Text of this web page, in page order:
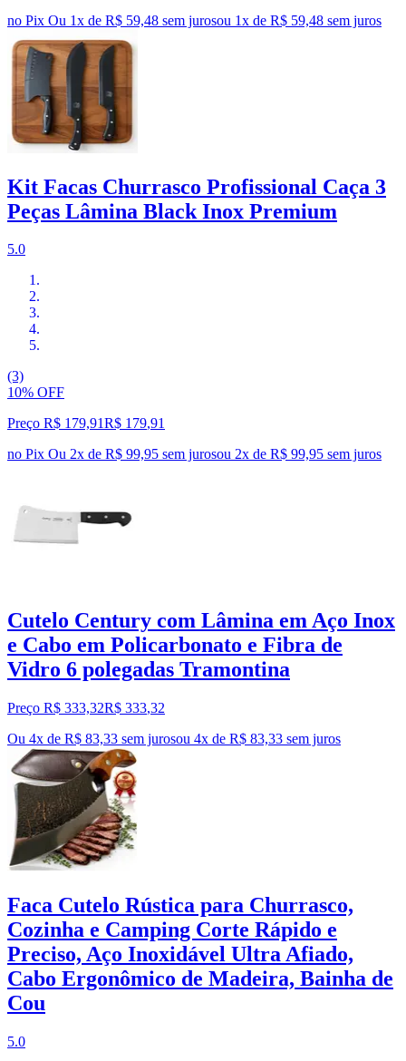
no Pix Ou 1x de R$ 59,48 sem jurosou 1x de R$ 59,48 sem juros
Kit Facas Churrasco Profissional Caça 3
Peças Lâmina Black Inox Premium
5.0
(3)
10% OFF
Preço R$ 179,91R$ 179,91
no Pix Ou 2x de R$ 99,95 sem jurosou 2x de R$ 99,95 sem juros
Cutelo Century com Lâmina em Aço Inox
e Cabo em Policarbonato e Fibra de
Vidro 6 polegadas Tramontina
Preço R$ 333,32R$ 333,32
Ou 4x de R$ 83,33 sem jurosou 4x de R$ 83,33 sem juros
Faca Cutelo Rústica para Churrasco,
Cozinha e Camping Corte Rápido e
Preciso, Aço Inoxidável Ultra Afiado,
Cabo Ergonômico de Madeira, Bainha de
Cou
5.0